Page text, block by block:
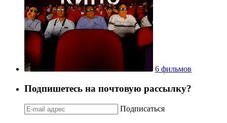
6 фильмов
Подпишетесь на почтовую рассылку?
Подписаться